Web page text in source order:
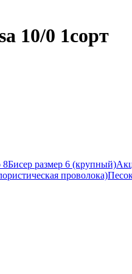
10/0 1сорт
8Бисер размер 6 (крупный)
проволока)